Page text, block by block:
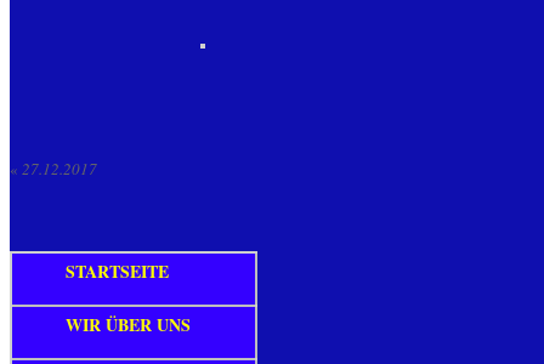
« 27.12.2017
STARTSEITE
WIR ÜBER UNS